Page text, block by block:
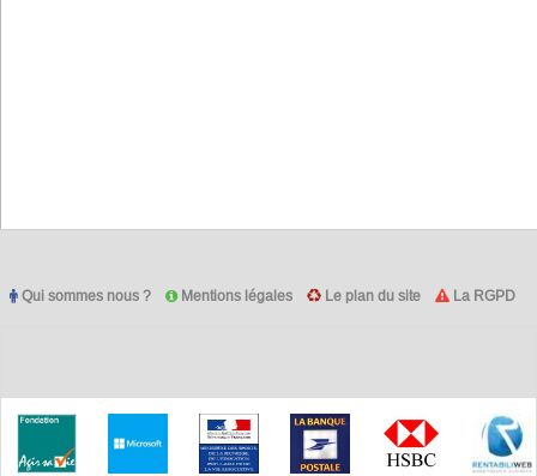
Qui sommes nous ? Mentions légales Le plan du site La RGPD